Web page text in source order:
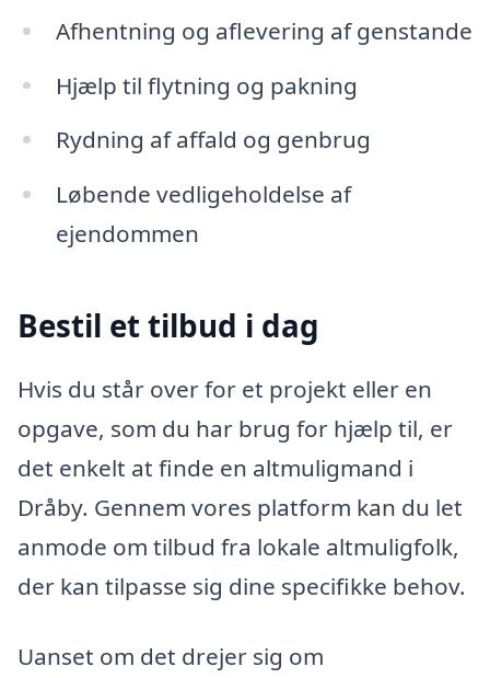
Afhentning og aflevering af genstande
Hjælp til flytning og pakning
Rydning af affald og genbrug
Løbende vedligeholdelse af
ejendommen
Bestil et tilbud i dag
Hvis du står over for et projekt eller en
opgave, som du har brug for hjælp til, er
det enkelt at finde en altmuligmand i
Dråby. Gennem vores platform kan du let
anmode om tilbud fra lokale altmuligfolk,
der kan tilpasse sig dine specifikke behov.
Uanset om det drejer sig om